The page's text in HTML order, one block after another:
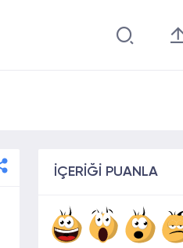
İÇERİĞİ PUANLA